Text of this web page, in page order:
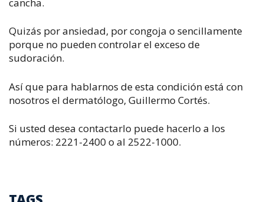
Quizás por ansiedad, por congoja o sencillamente
porque no pueden controlar el exceso de
sudoración.
Así que para hablarnos de esta condición está con
nosotros el dermatólogo, Guillermo Cortés.
Si usted desea contactarlo puede hacerlo a los
números: 2221-2400 o al 2522-1000.